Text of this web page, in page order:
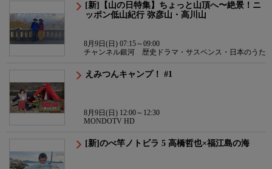
[新]【山の日特集】ちょっと山頂へ〜絶景！ニ
ッポン低山紀行 弥彦山・高川山
8月9日(日) 07:15～09:00
チャンネル銀河 歴史ドラマ・サスペンス・日本のうた
えみつんキャンプ！ #1
8月9日(日) 12:00～12:30
MONDOTV HD
[新]のべ竿ノトビラ 5 高橋哲也×福江島の海